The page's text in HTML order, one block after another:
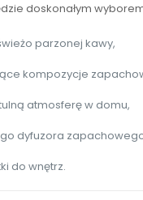
doskonałym
parzonej kawy,
kompozycje
atmosferę w domu,
dyfuzora
do wnętrz.